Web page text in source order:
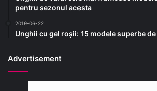
pentru sezonul acesta
2019-06-22
Unghii cu gel roșii: 15 modele superbe
Advertisement